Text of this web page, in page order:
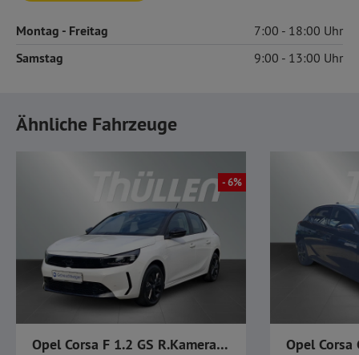
Montag - Freitag 7:00 18:00
Samstag 9:00 13:00
Ähnliche Fahrzeuge
- 6%
Opel Corsa F 1.2 GS R.Kamera Allwetter Sitzheizung